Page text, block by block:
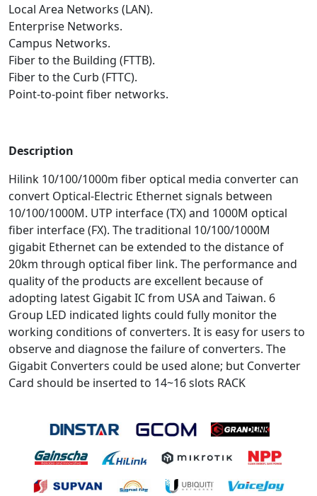
Local Area Networks (LAN).
Enterprise Networks.
Campus Networks.
Fiber to the Building (FTTB).
Fiber to the Curb (FTTC).
Point-to-point fiber networks.
Description
Hilink 10/100/1000m fiber optical media converter can
convert Optical-Electric Ethernet signals between
10/100/1000M. UTP interface (TX) and 1000M optical
fiber interface (FX). The traditional 10/100/1000M
gigabit Ethernet can be extended to the distance of
20km through optical fiber link. The performance and
quality of the products are excellent because of
adopting latest Gigabit IC from USA and Taiwan. 6
Group LED indicated lights could fully monitor the
working conditions of converters. It is easy for users to
observe and diagnose the failure of converters. The
Gigabit Converters could be used alone; but Converter
Card should be inserted to 14~16 slots RACK